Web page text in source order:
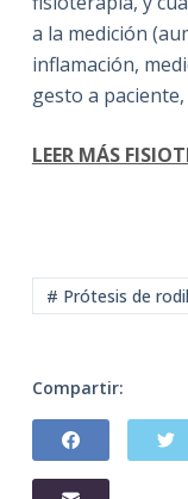
a la medición
inflamación,
gesto a paciente,
LEER MÁS
# Prótesis de
Compartir: